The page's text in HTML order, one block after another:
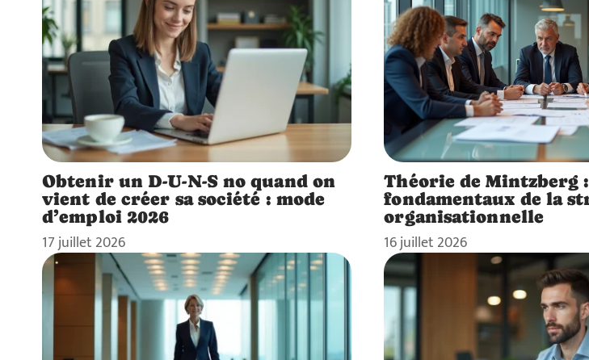
Obtenir un D-U-N-S no quand on
vient de créer sa société : mode
d’emploi 2026
17 juillet 2026
Théorie de Mintzberg
fondamentaux de la
organisationnelle
16 juillet 2026